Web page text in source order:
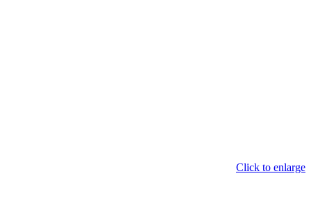
Click to enlarge